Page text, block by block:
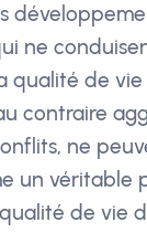
ne
qualité de
contraire
ne
un véritable
de vie